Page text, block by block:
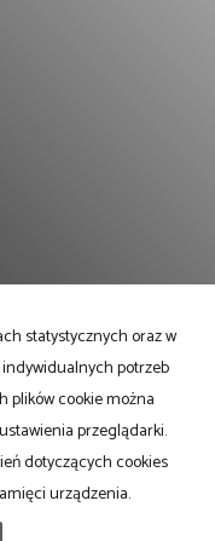
Współpraca Kontakt
statystycznych oraz w
potrzeb
plików cookie można
przeglądarki.
dotyczących cookies
urządzenia.